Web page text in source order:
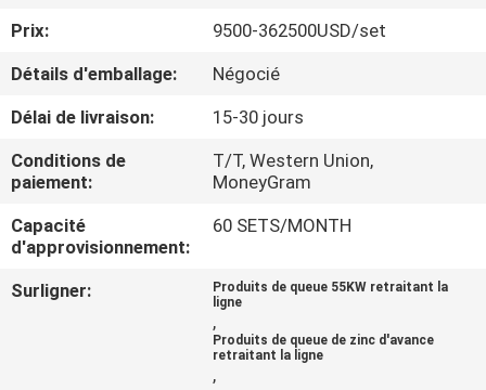
CONTRÔLE
DE
QUALITÉ
CONTACTEZ-
NOUS
Prix:
9500-362500USD/set
Détails d'emballage:
Négocié
Délai de livraison:
15-30 jours
Conditions de
paiement:
T/T, Western Union,
MoneyGram
Capacité
d'approvisionnement:
60 SETS/MONTH
Surligner:
Produits de queue 55KW retraitant la
ligne
,
Produits de queue de zinc d'avance
retraitant la ligne
,